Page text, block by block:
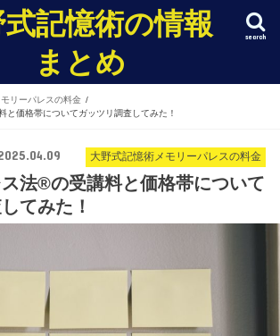
記憶術の情報
まとめ
search
リーパレスの料金
と価格帯についてガッツリ調査してみた！
大野式記憶術メモリーパレスの料金
法®︎の受講料と価格帯について
てみた！